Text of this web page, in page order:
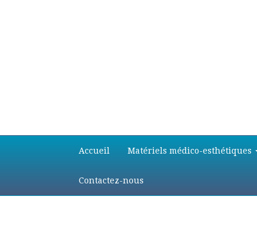
principal
secondaire
Accueil Matériels médico-esthétiques
Contactez-nous